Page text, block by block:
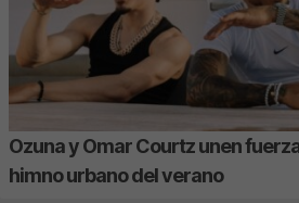
Ozuna y Omar Courtz unen
himno urbano del verano